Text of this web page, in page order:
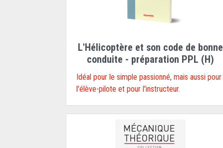
L'Hélicoptère et son code de bonne
conduite - préparation PPL (H)
Idéal pour le simple passionné, mais aussi pour
l'élève-pilote et pour l'instructeur.